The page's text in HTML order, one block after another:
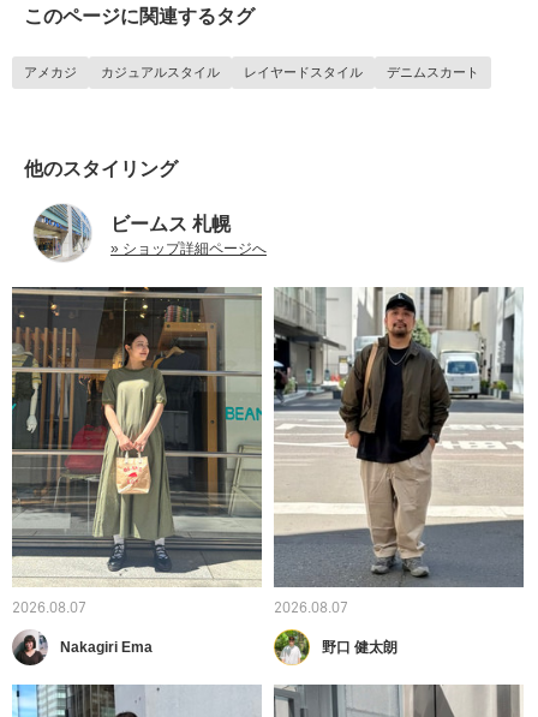
このページに関連するタグ
アメカジ カジュアルスタイル レイヤードスタイル デニムスカート
他のスタイリング
ビームス 札幌
» ショップ詳細ページへ
2026.08.07
Nakagiri Ema
2026.08.07
野口 健太朗